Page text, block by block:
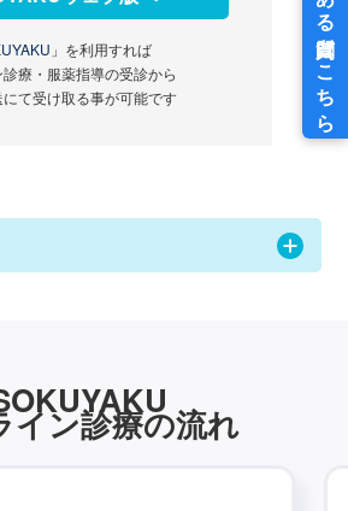
」 を利用すれば
療・服薬指導の受診から
て受け取る事が可能です
イン診療の流れ